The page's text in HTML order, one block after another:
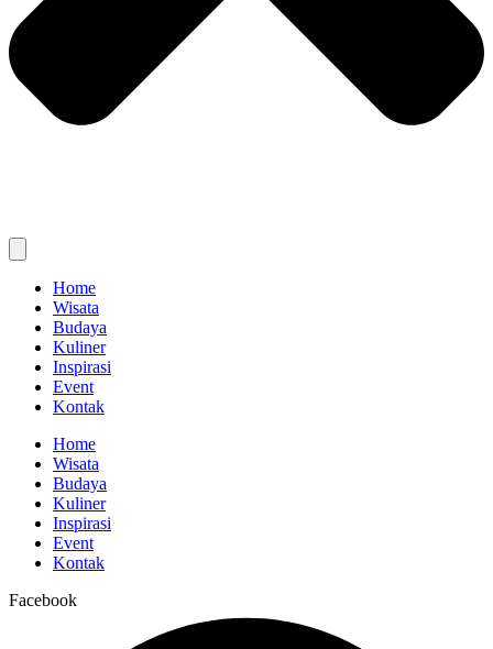
Home
Wisata
Budaya
Kuliner
Inspirasi
Event
Kontak
Home
Wisata
Budaya
Kuliner
Inspirasi
Event
Kontak
Facebook